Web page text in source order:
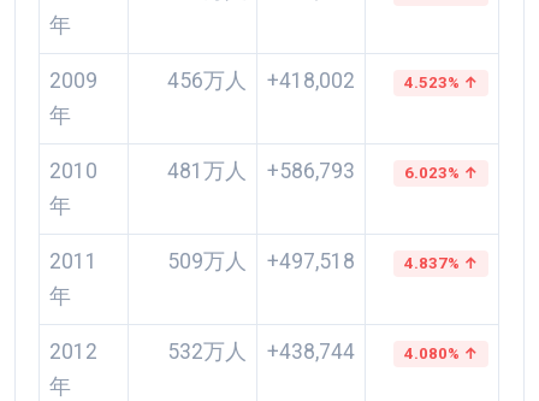
年
2009
年
456万人 +418,002 4.523% ↑
2010
年
481万人 +586,793 6.023% ↑
2011
年
509万人 +497,518 4.837% ↑
2012
年
532万人 +438,744 4.080% ↑